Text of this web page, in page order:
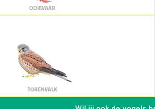
OOIEVAAR
TORENVALK